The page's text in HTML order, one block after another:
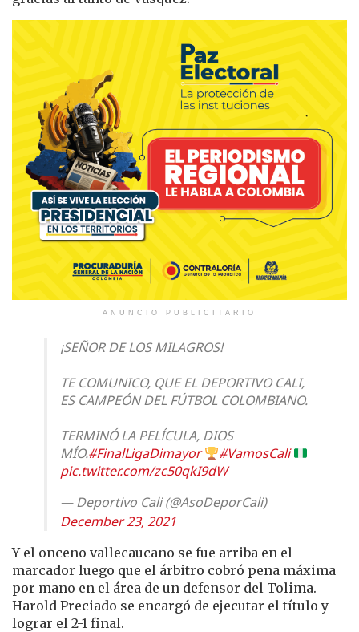
ANUNCIO PUBLICITARIO
¡SEÑOR DE LOS MILAGROS!
TE COMUNICO, QUE EL DEPORTIVO CALI,
ES CAMPEÓN DEL FÚTBOL COLOMBIANO.
TERMINÓ LA PELÍCULA, DIOS
MÍO.#FinalLigaDimayor
#VamosCali
pic.twitter.com/zc50qkI9dW
— Deportivo Cali (@AsoDeporCali)
December 23, 2021
Y el onceno vallecaucano se fue arriba en el
marcador luego que el árbitro cobró pena máxima
por mano en el área de un defensor del Tolima.
Harold Preciado se encargó de ejecutar el título y
lograr el 2-1 final.